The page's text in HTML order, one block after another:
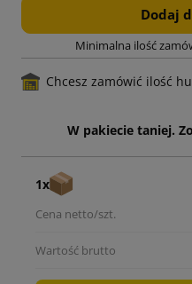
Dodaj
Minimalna ilość
Chcesz zamówić ilość
W pakiecie taniej.
1x